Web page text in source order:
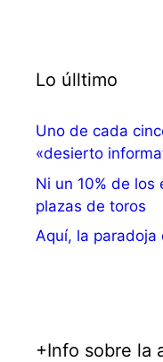
Lo úlltimo
Uno de cada
«desierto
Ni un 10% de los
plazas de toros
Aquí, la paradoja
+Info sobre la